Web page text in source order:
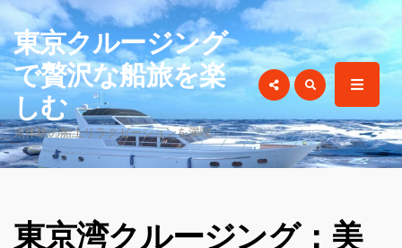
東京クルージング
で贅沢な船旅を楽
しむ
未体験の船上リラクゼーションを満喫
東京湾クルージング：美